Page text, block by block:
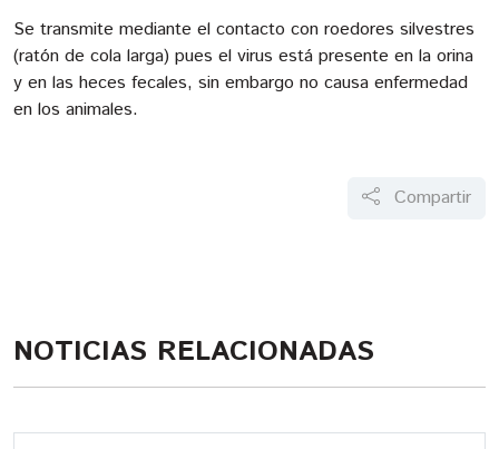
Se transmite mediante el contacto con roedores silvestres
(ratón de cola larga) pues el virus está presente en la orina
y en las heces fecales, sin embargo no causa enfermedad
en los animales.
Compartir
NOTICIAS RELACIONADAS